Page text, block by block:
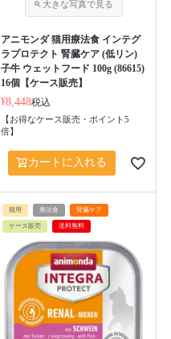
アニモンダ 猫用療法食 インテグ
ラプロテクト 腎臓ケア (低リン)
子牛 ウェットフード 100g (86615)
16個【ケース販売】
¥8,448税込
【お得なケース販売・ポイント5
倍】
カートに入れる
猫用 療法食 腎臓ケア
ケース販売 送料無料